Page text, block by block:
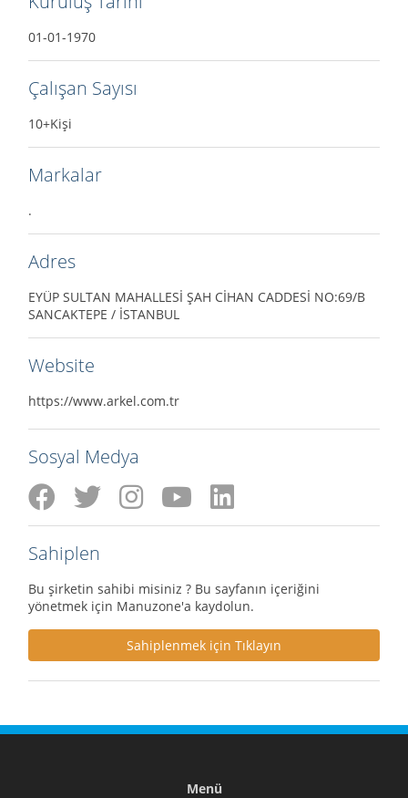
01-01-1970
Çalışan Sayısı
10+Kişi
Markalar
.
Adres
EYÜP SULTAN MAHALLESİ ŞAH CİHAN CADDESİ NO:69/B
SANCAKTEPE / İSTANBUL
Website
https://www.arkel.com.tr
Sosyal Medya
Sahiplen
Bu şirketin sahibi misiniz ? Bu sayfanın içeriğini
yönetmek için Manuzone'a kaydolun.
Sahiplenmek için Tıklayın
Menü